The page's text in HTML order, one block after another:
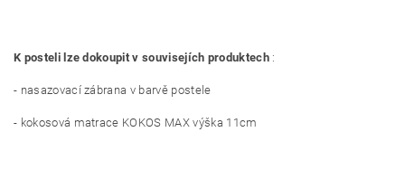
K posteli lze dokoupit v souvisejích produktech :
- nasazovací zábrana v barvě postele
- kokosová matrace KOKOS MAX výška 11cm